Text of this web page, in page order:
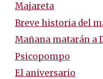
Majareta
Breve historia del
Mañana matarán a
Psicopompo
El aniversario